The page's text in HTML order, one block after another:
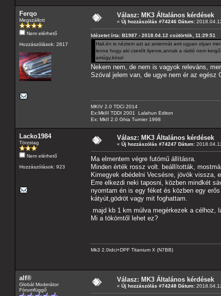
Ferqo
Megszállott
Nem elérhető
Hozzászólások: 2817
Válasz: MK3 Általános kérdések
« Új hozzászólás #74246 Dátum:
Idézetet írta: B1987 - 2018.04.12 csütörtök, 11:29:51
Hali.én is néztem azt az antennát ami ugyan olyan
lenne hogy aki cserélt ilyenre,annak a rádió nem
amúgy.köszi
Nekem nem, de nem is vagyok releváns,
Szóval jelem van, de ugye nem ér az egész
MKIV 2.0 TDCi 2014
Ex:MkIII TDDI 2001 Lalahun Editon
Ex: MkII 2.0 Ghia Turnier 1998
Lacko1984
Törzstag
Nem elérhető
Hozzászólások: 923
Válasz: MK3 Általános kérdések
« Új hozzászólás #74247 Dátum:
Ma elmentem végre futómű állításra.
Minden érték rossz volt. beállították,
Kimegyek ebédelni Vecsésre, jövök vissza,
Erre elkezdi neki taposni, közben mindkét
nyomtam én is egy féket és közben egy
kátyút,gödröt vagy mit foghattam.
majd kb 1 km múlva megérkezek a
Mi a tökömtől lehet ez?
Mk3 2.0tdci+DPF Titanium X (N7BB)
alf®
Globál Moderátor
Fórumfüggő
Válasz: MK3 Általános kérdések
« Új hozzászólás #74248 Dátum: